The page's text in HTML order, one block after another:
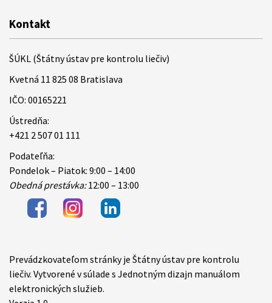
Kontakt
ŠÚKL (Štátny ústav pre kontrolu liečiv)
Kvetná 11 825 08 Bratislava
IČO: 00165221
Ústredňa:
+421 2 507 01 111
Podateľňa:
Pondelok – Piatok: 9:00 – 14:00
Obedná prestávka:12:00 – 13:00
Items
Prevádzkovateľom stránky je Štátny ústav pre kontrolu
liečiv. Vytvorené v súlade s Jednotným dizajn manuálom
elektronických služieb.